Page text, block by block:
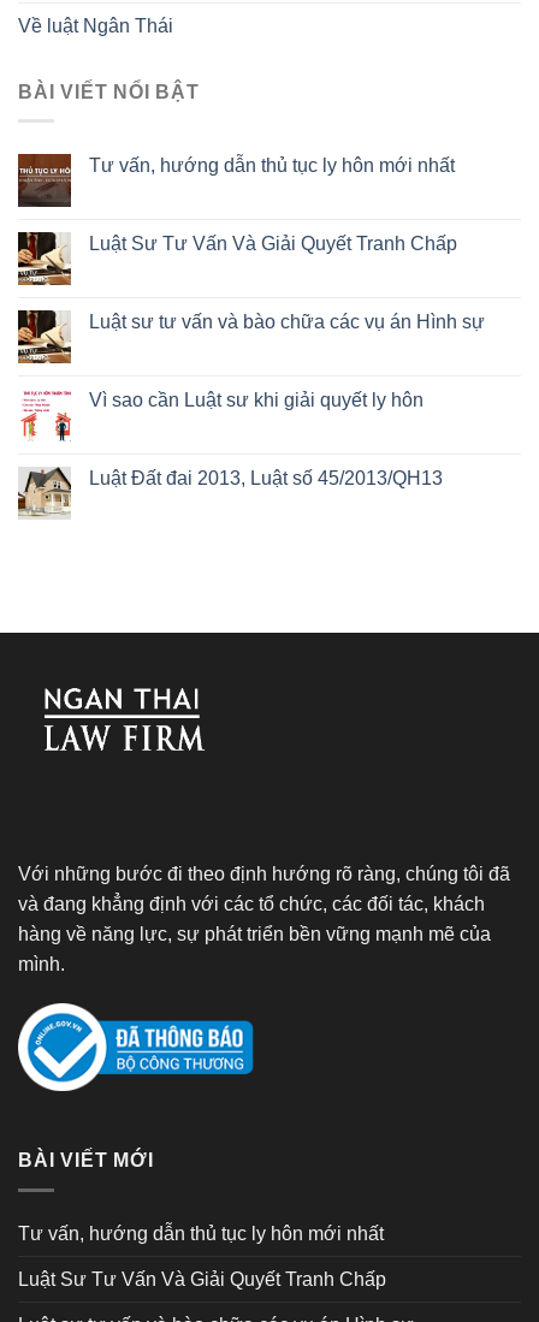
Về luật Ngân Thái
BÀI VIẾT NỔI BẬT
Tư vấn, hướng dẫn thủ tục ly hôn mới nhất
Luật Sư Tư Vấn Và Giải Quyết Tranh Chấp
Luật sư tư vấn và bào chữa các vụ án Hình sự
Vì sao cần Luật sư khi giải quyết ly hôn
Luật Đất đai 2013, Luật số 45/2013/QH13
Với những bước đi theo định hướng rõ ràng, chúng tôi đã
và đang khẳng định với các tổ chức, các đối tác, khách
hàng về năng lực, sự phát triển bền vững mạnh mẽ của
mình.
BÀI VIẾT MỚI
Tư vấn, hướng dẫn thủ tục ly hôn mới nhất
Luật Sư Tư Vấn Và Giải Quyết Tranh Chấp